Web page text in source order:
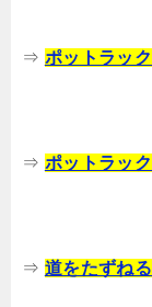
⇒ ポットラッ
⇒ ポットラッ
⇒ 道をたずね